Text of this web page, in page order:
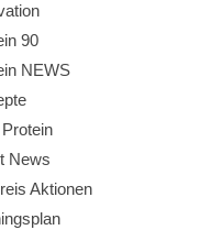
90
NEWS
News
Aktionen